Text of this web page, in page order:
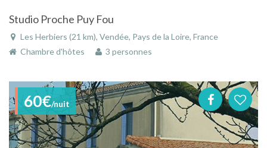
Studio Proche Puy Fou
Les Herbiers (21 km), Vendée, Pays de la Loire, France
Chambre d'hôtes
3 personnes
60€/nuit